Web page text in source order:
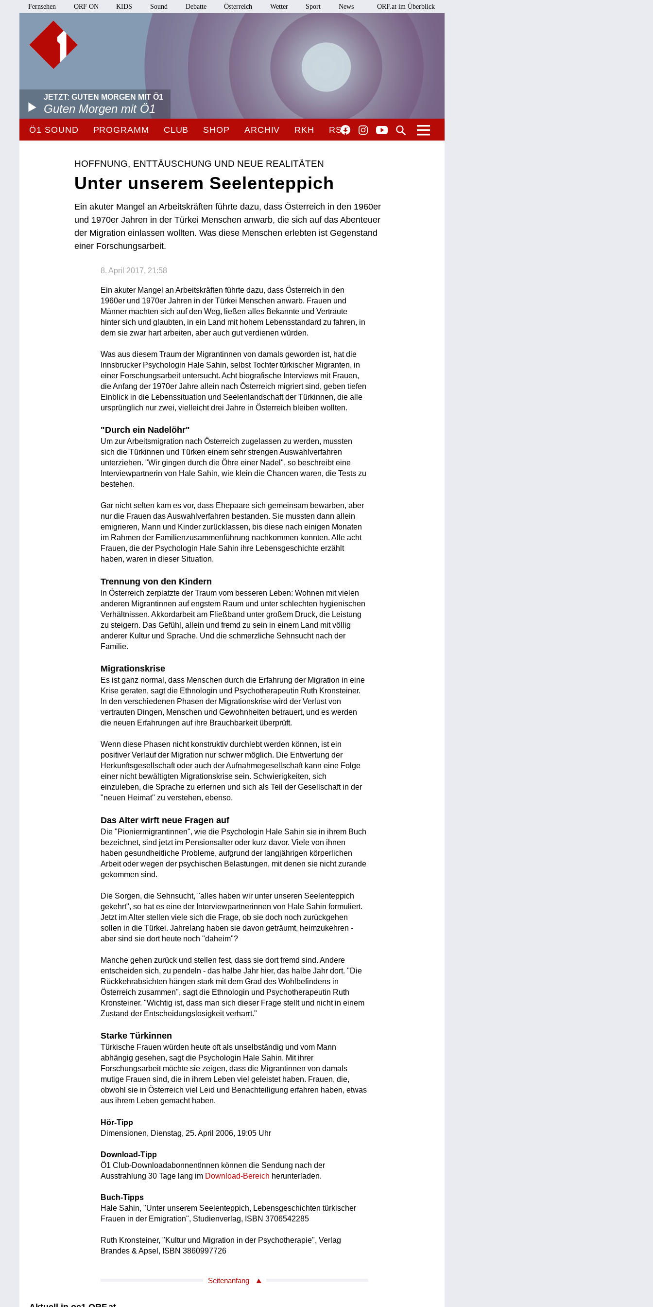
Fernsehen ORF ON KIDS Sound Debatte Österreich Wetter Sport News ORF.at im Überblick
JETZT: GUTEN MORGEN MIT Ö1
Guten Morgen mit Ö1
Ö1 SOUND PROGRAMM CLUB SHOP ARCHIV RKH RSO
HOFFNUNG, ENTTÄUSCHUNG UND NEUE REALITÄTEN
Unter unserem Seelenteppich
Ein akuter Mangel an Arbeitskräften führte dazu, dass Österreich in den 1960er
und 1970er Jahren in der Türkei Menschen anwarb, die sich auf das Abenteuer
der Migration einlassen wollten. Was diese Menschen erlebten ist Gegenstand
einer Forschungsarbeit.
8. April 2017, 21:58
Ein akuter Mangel an Arbeitskräften führte dazu, dass Österreich in den
1960er und 1970er Jahren in der Türkei Menschen anwarb. Frauen und
Männer machten sich auf den Weg, ließen alles Bekannte und Vertraute
hinter sich und glaubten, in ein Land mit hohem Lebensstandard zu fahren, in
dem sie zwar hart arbeiten, aber auch gut verdienen würden.
Was aus diesem Traum der Migrantinnen von damals geworden ist, hat die
Innsbrucker Psychologin Hale Sahin, selbst Tochter türkischer Migranten, in
einer Forschungsarbeit untersucht. Acht biografische Interviews mit Frauen,
die Anfang der 1970er Jahre allein nach Österreich migriert sind, geben tiefen
Einblick in die Lebenssituation und Seelenlandschaft der Türkinnen, die alle
ursprünglich nur zwei, vielleicht drei Jahre in Österreich bleiben wollten.
"Durch ein Nadelöhr"
Um zur Arbeitsmigration nach Österreich zugelassen zu werden, mussten
sich die Türkinnen und Türken einem sehr strengen Auswahlverfahren
unterziehen. "Wir gingen durch die Öhre einer Nadel", so beschreibt eine
Interviewpartnerin von Hale Sahin, wie klein die Chancen waren, die Tests zu
bestehen.
Gar nicht selten kam es vor, dass Ehepaare sich gemeinsam bewarben, aber
nur die Frauen das Auswahlverfahren bestanden. Sie mussten dann allein
emigrieren, Mann und Kinder zurücklassen, bis diese nach einigen Monaten
im Rahmen der Familienzusammenführung nachkommen konnten. Alle acht
Frauen, die der Psychologin Hale Sahin ihre Lebensgeschichte erzählt
haben, waren in dieser Situation.
Trennung von den Kindern
In Österreich zerplatzte der Traum vom besseren Leben: Wohnen mit vielen
anderen Migrantinnen auf engstem Raum und unter schlechten hygienischen
Verhältnissen. Akkordarbeit am Fließband unter großem Druck, die Leistung
zu steigern. Das Gefühl, allein und fremd zu sein in einem Land mit völlig
anderer Kultur und Sprache. Und die schmerzliche Sehnsucht nach der
Familie.
Migrationskrise
Es ist ganz normal, dass Menschen durch die Erfahrung der Migration in eine
Krise geraten, sagt die Ethnologin und Psychotherapeutin Ruth Kronsteiner.
In den verschiedenen Phasen der Migrationskrise wird der Verlust von
vertrauten Dingen, Menschen und Gewohnheiten betrauert, und es werden
die neuen Erfahrungen auf ihre Brauchbarkeit überprüft.
Wenn diese Phasen nicht konstruktiv durchlebt werden können, ist ein
positiver Verlauf der Migration nur schwer möglich. Die Entwertung der
Herkunftsgesellschaft oder auch der Aufnahmegesellschaft kann eine Folge
einer nicht bewältigten Migrationskrise sein. Schwierigkeiten, sich
einzuleben, die Sprache zu erlernen und sich als Teil der Gesellschaft in der
"neuen Heimat" zu verstehen, ebenso.
Das Alter wirft neue Fragen auf
Die "Pioniermigrantinnen", wie die Psychologin Hale Sahin sie in ihrem Buch
bezeichnet, sind jetzt im Pensionsalter oder kurz davor. Viele von ihnen
haben gesundheitliche Probleme, aufgrund der langjährigen körperlichen
Arbeit oder wegen der psychischen Belastungen, mit denen sie nicht zurande
gekommen sind.
Die Sorgen, die Sehnsucht, "alles haben wir unter unseren Seelenteppich
gekehrt", so hat es eine der Interviewpartnerinnen von Hale Sahin formuliert.
Jetzt im Alter stellen viele sich die Frage, ob sie doch noch zurückgehen
sollen in die Türkei. Jahrelang haben sie davon geträumt, heimzukehren -
aber sind sie dort heute noch "daheim"?
Manche gehen zurück und stellen fest, dass sie dort fremd sind. Andere
entscheiden sich, zu pendeln - das halbe Jahr hier, das halbe Jahr dort. "Die
Rückkehrabsichten hängen stark mit dem Grad des Wohlbefindens in
Österreich zusammen", sagt die Ethnologin und Psychotherapeutin Ruth
Kronsteiner. "Wichtig ist, dass man sich dieser Frage stellt und nicht in einem
Zustand der Entscheidungslosigkeit verharrt."
Starke Türkinnen
Türkische Frauen würden heute oft als unselbständig und vom Mann
abhängig gesehen, sagt die Psychologin Hale Sahin. Mit ihrer
Forschungsarbeit möchte sie zeigen, dass die Migrantinnen von damals
mutige Frauen sind, die in ihrem Leben viel geleistet haben. Frauen, die,
obwohl sie in Österreich viel Leid und Benachteiligung erfahren haben, etwas
aus ihrem Leben gemacht haben.
Hör-Tipp
Dimensionen, Dienstag, 25. April 2006, 19:05 Uhr
Download-Tipp
Ö1 Club-DownloadabonnentInnen können die Sendung nach der
Ausstrahlung 30 Tage lang im Download-Bereich herunterladen.
Buch-Tipps
Hale Sahin, "Unter unserem Seelenteppich, Lebensgeschichten türkischer
Frauen in der Emigration", Studienverlag, ISBN 3706542285
Ruth Kronsteiner, "Kultur und Migration in der Psychotherapie", Verlag
Brandes & Apsel, ISBN 3860997726
Seitenanfang